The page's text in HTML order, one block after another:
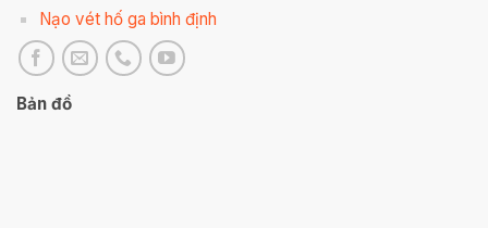
Nạo vét hố ga bình định
Bản đồ